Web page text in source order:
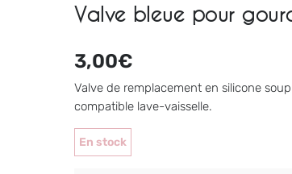
Valve bleue pour
3,00€
Valve de remplacement en silicone
compatible lave-vaisselle.
En stock